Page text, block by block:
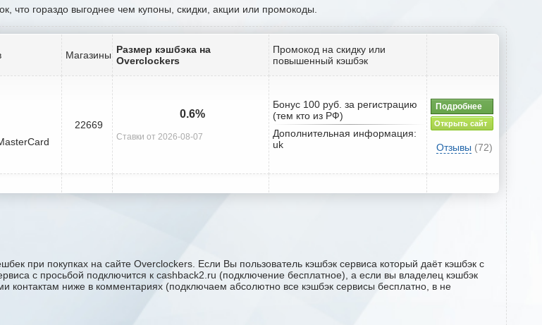
что гораздо выгоднее чем купоны, скидки, акции или промокоды.
Магазины Размер кэшбэка на
Overclockers
Промокод на скидку или
повышенный кэшбэк
22669
0.6%
Ставки от 2026-08-07
Бонус 100 руб. за регистрацию
(тем кто из РФ)
Дополнительная информация:
uk
Подробнее
Открыть сайт
Отзывы (72)
при покупках на сайте Overclockers. Если Вы пользователь кэшбэк сервиса который даёт кэшбэк с
с проcьбой подключится к cashback2.ru (подключение бесплатное), а если вы владелец кэшбэк
контактам ниже в комментариях (подключаем абсолютно все кэшбэк сервисы бесплатно, в не